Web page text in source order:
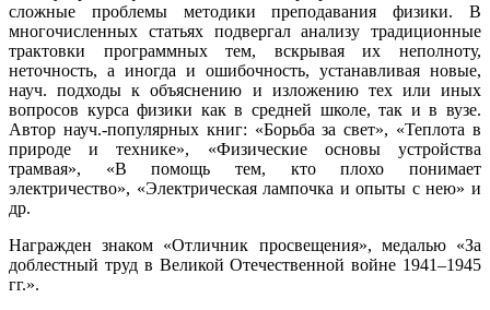
сложные проблемы методики преподавания физики. В
многочисленных статьях подвергал анализу традиционные
трактовки программных тем, вскрывая их неполноту,
неточность, а иногда и ошибочность, устанавливая новые,
науч. подходы к объяснению и изложению тех или иных
вопросов курса физики как в средней школе, так и в вузе.
Автор науч.-популярных книг: «Борьба за свет», «Теплота в
природе и технике», «Физические основы устройства
трамвая», «В помощь тем, кто плохо понимает
электричество», «Электрическая лампочка и опыты с нею» и
др.
Награжден знаком «Отличник просвещения», медалью «За
доблестный труд в Великой Отечественной войне 1941–1945
гг.».